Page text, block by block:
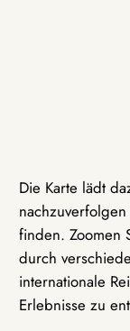
Die Karte lädt
finden. Zoomen
durch
internationale
Erlebnisse zu